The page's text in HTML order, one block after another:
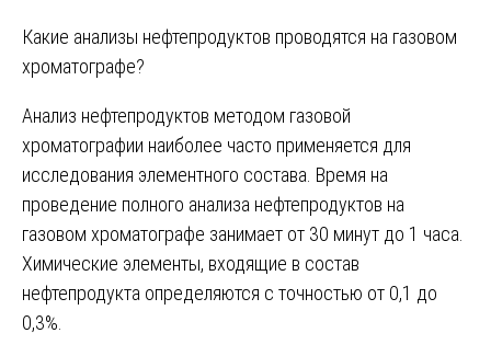
Какие анализы нефтепродуктов проводятся на газовом
хроматографе?
Анализ нефтепродуктов методом газовой
хроматографии наиболее часто применяется для
исследования элементного состава. Время на
проведение полного анализа нефтепродуктов на
газовом хроматографе занимает от 30 минут до 1 часа.
Химические элементы, входящие в состав
нефтепродукта определяются с точностью от 0,1 до
0,3%.